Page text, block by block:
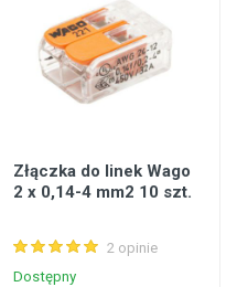
Złączka do linek Wago
2 x 0,14-4 mm2 10 szt.
2 opinie
Dostępny